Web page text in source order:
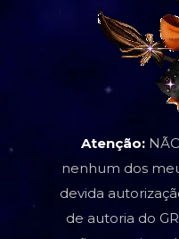
Atenção:
nenhum dos
devida
de autoria do